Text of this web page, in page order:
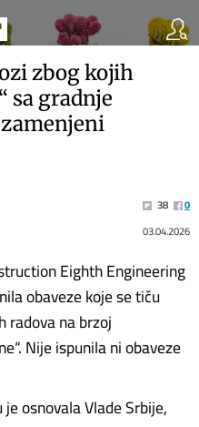
zbog kojih
sa gradnje
38
0
03.04.2026
Eighth Engineering
obaveze koje se tiču
radova na brzoj
Nije ispunila ni obaveze
osnovala Vlade Srbije,